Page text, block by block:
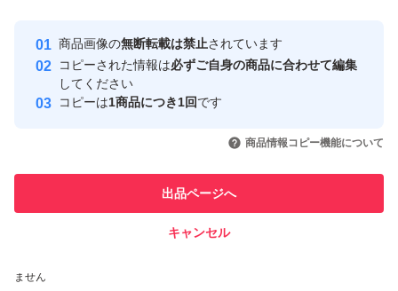
安心取引出品者
心・安全なユーザーです
取引実績
引を完了させた実績があります
での取引実績があります
ません
商品画像の無断転載は禁止されています
コピーされた情報は必ずご自身の商品に合わせて編集
してください
コピーは1商品につき1回です
商品情報コピー機能について
出品ページへ
キャンセル